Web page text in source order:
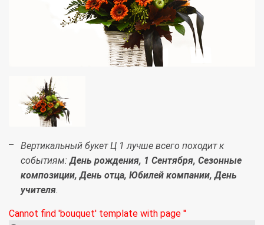
Вертикальный букет Ц 1 лучше всего походит к
событиям:День рождения, 1 Сентября, Сезонные
композиции, День отца, Юбилей компании, День
учителя.
Cannot find 'bouquet' template with page ''